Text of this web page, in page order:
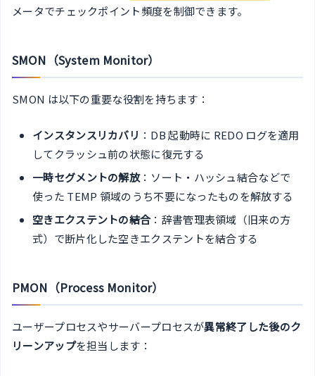
メータでチェックポイント頻度を制御できます。
SMON（System Monitor）
SMON は以下の重要な役割を持ちます：
インスタンスリカバリ ：DB 起動時に REDO ログを適用
してクラッシュ前の状態に復元する
一時セグメントの解放：ソート・ハッシュ結合などで
使った TEMP 領域のうち不要になったものを解放する
空きエクステントの結合：辞書管理表領域（旧来の方
式）で断片化した空きエクステントを結合する
PMON（Process Monitor）
ユーザープロセスやサーバープロセスが異常終了した後のク
リーンアップを担当します：